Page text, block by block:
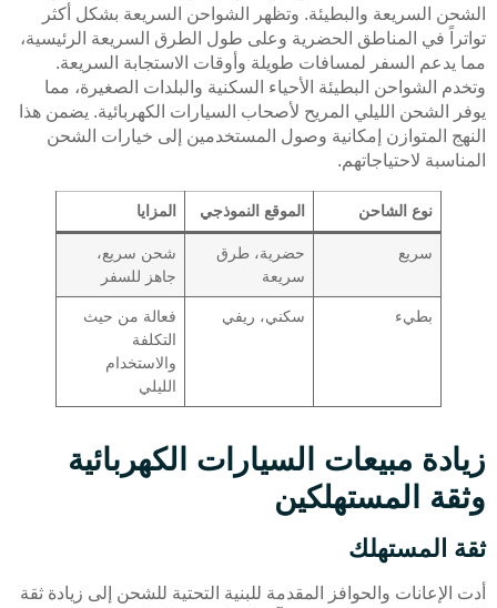
الشحن السريعة والبطيئة. وتظهر الشواحن السريعة بشكل أكثر
تواتراً في المناطق الحضرية وعلى طول الطرق السريعة الرئيسية،
مما يدعم السفر لمسافات طويلة وأوقات الاستجابة السريعة.
وتخدم الشواحن البطيئة الأحياء السكنية والبلدات الصغيرة، مما
يوفر الشحن الليلي المريح لأصحاب السيارات الكهربائية. يضمن هذا
النهج المتوازن إمكانية وصول المستخدمين إلى خيارات الشحن
المناسبة لاحتياجاتهم.
نوع الشاحن الموقع النموذجي المزايا
سريع
حضرية، طرق
سريعة
شحن سريع،
جاهز للسفر
بطيء سكني، ريفي
فعالة من حيث
التكلفة
والاستخدام
الليلي
زيادة مبيعات السيارات الكهربائية
وثقة المستهلكين
ثقة المستهلك
أدت الإعانات والحوافز المقدمة للبنية التحتية للشحن إلى زيادة ثقة